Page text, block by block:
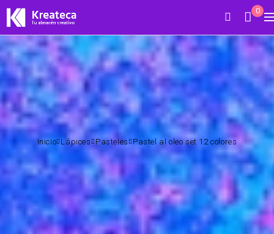
0
Inicio Lápices Pasteles Pastel al oleo set 12 colores